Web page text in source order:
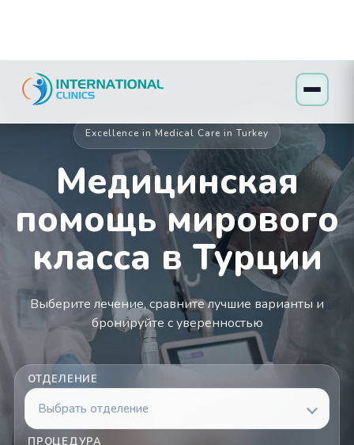
Excellence in Medical Care in Turkey
Медицинская
помощь мирового
класса в Турции
Выберите лечение, сравните лучшие варианты и
бронируйте с уверенностью
ОТДЕЛЕНИЕ
Выбрать отделение
ПРОЦЕДУРА